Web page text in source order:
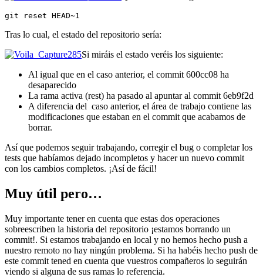
git reset HEAD~1
Tras lo cual, el estado del repositorio sería:
Si miráis el estado veréis los siguiente:
Al igual que en el caso anterior, el commit 600cc08 ha
desaparecido
La rama activa (rest) ha pasado al apuntar al commit 6eb9f2d
A diferencia del caso anterior, el área de trabajo contiene las
modificaciones que estaban en el commit que acabamos de
borrar.
Así que podemos seguir trabajando, corregir el bug o completar los
tests que habíamos dejado incompletos y hacer un nuevo commit
con los cambios completos. ¡Así de fácil!
Muy útil pero…
Muy importante tener en cuenta que estas dos operaciones
sobreescriben la historia del repositorio ¡estamos borrando un
commit!. Si estamos trabajando en local y no hemos hecho push a
nuestro remoto no hay ningún problema. Si ha habéis hecho push de
este commit tened en cuenta que vuestros compañeros lo seguirán
viendo si alguna de sus ramas lo referencia.